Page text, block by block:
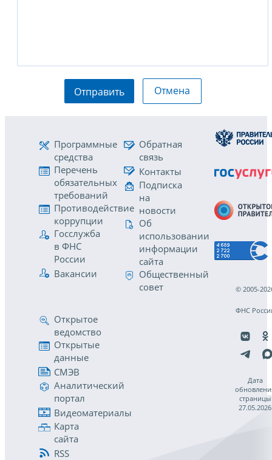
Отправить Отмена
Программные
средства
Перечень
обязательных
требований
Противодействие
коррупции
Госслужба
в ФНС
России
Вакансии
Обратная
связь
Контакты
Подписка
на
новости
Об
использовании
информации
сайта
Общественный
совет
Открытое
ведомство
Открытые
данные
СМЭВ
Аналитический
портал
Видеоматериалы
Карта
сайта
RSS
© 2005-
ФНС
Дата
страницы
27.05.2026